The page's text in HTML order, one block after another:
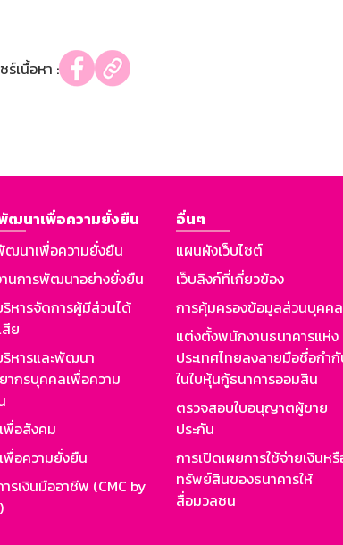
ร์เนื้อหา :
ฒนาเพื่อความยั่งยืน
ฒนาเพื่อความยั่งยืน
านการพัฒนาอย่างยั่งยืน
หารจัดการผู้มีส่วนได้
ย
ริหารและพัฒนา
ากรบุคคลเพื่อความ
พื่อสังคม
พื่อความยั่งยืน
รเงินมืออาชีพ (CMC by
อื่นๆ
แผนผังเว็บไซต์
เว็บลิงก์ที่เกี่ยวข้อง
การคุ้มครองข้อมูลส่วนบุคคล
แต่งตั้งพนักงานธนาคารแห่ง
ประเทศไทยลงลายมือชื่อกำ
ในใบหุ้นกู้ธนาคารออมสิน
ตรวจสอบใบอนุญาตผู้ขาย
ประกัน
การเปิดเผยการใช้จ่ายเงินห
ทรัพย์สินของธนาคารให้
สื่อมวลชน